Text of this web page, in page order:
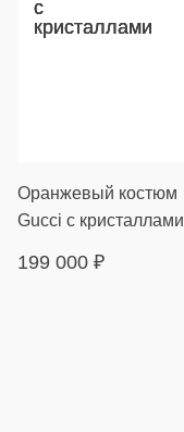
Оранжевый костюм
Gucci с кристаллами
199 000 ₽